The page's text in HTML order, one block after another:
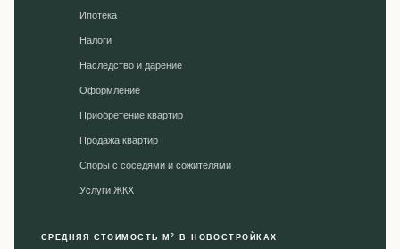
Ипотека
Налоги
Наследство и дарение
Оформление
Приобретение квартир
Продажа квартир
Споры с соседями и сожителями
Уcлуги ЖКХ
СРЕДНЯЯ СТОИМОСТЬ М2 В НОВОСТРОЙКАХ